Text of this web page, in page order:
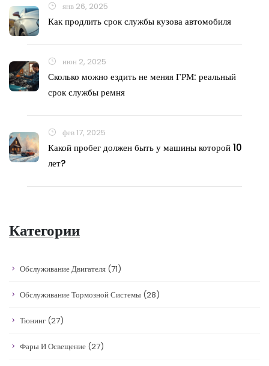
янв 26, 2025
Как продлить срок службы кузова автомобиля
июн 2, 2025
Сколько можно ездить не меняя ГРМ: реальный
срок службы ремня
фев 17, 2025
Какой пробег должен быть у машины которой 10
лет?
Категории
Обслуживание Двигателя (71)
Обслуживание Тормозной Системы (28)
Тюнинг (27)
Фары И Освещение (27)